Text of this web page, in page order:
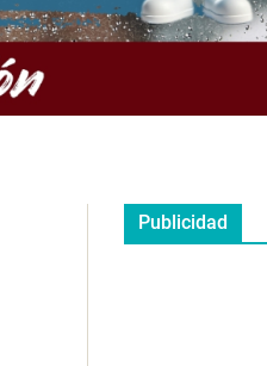
Publicidad